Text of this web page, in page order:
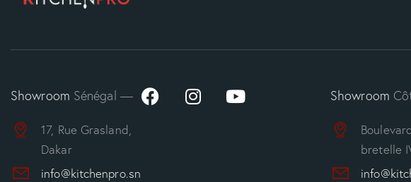
Showroom Sénégal —
17, Rue Grasland,
Dakar
info@kitchenpro.sn
Showroom
bretelle